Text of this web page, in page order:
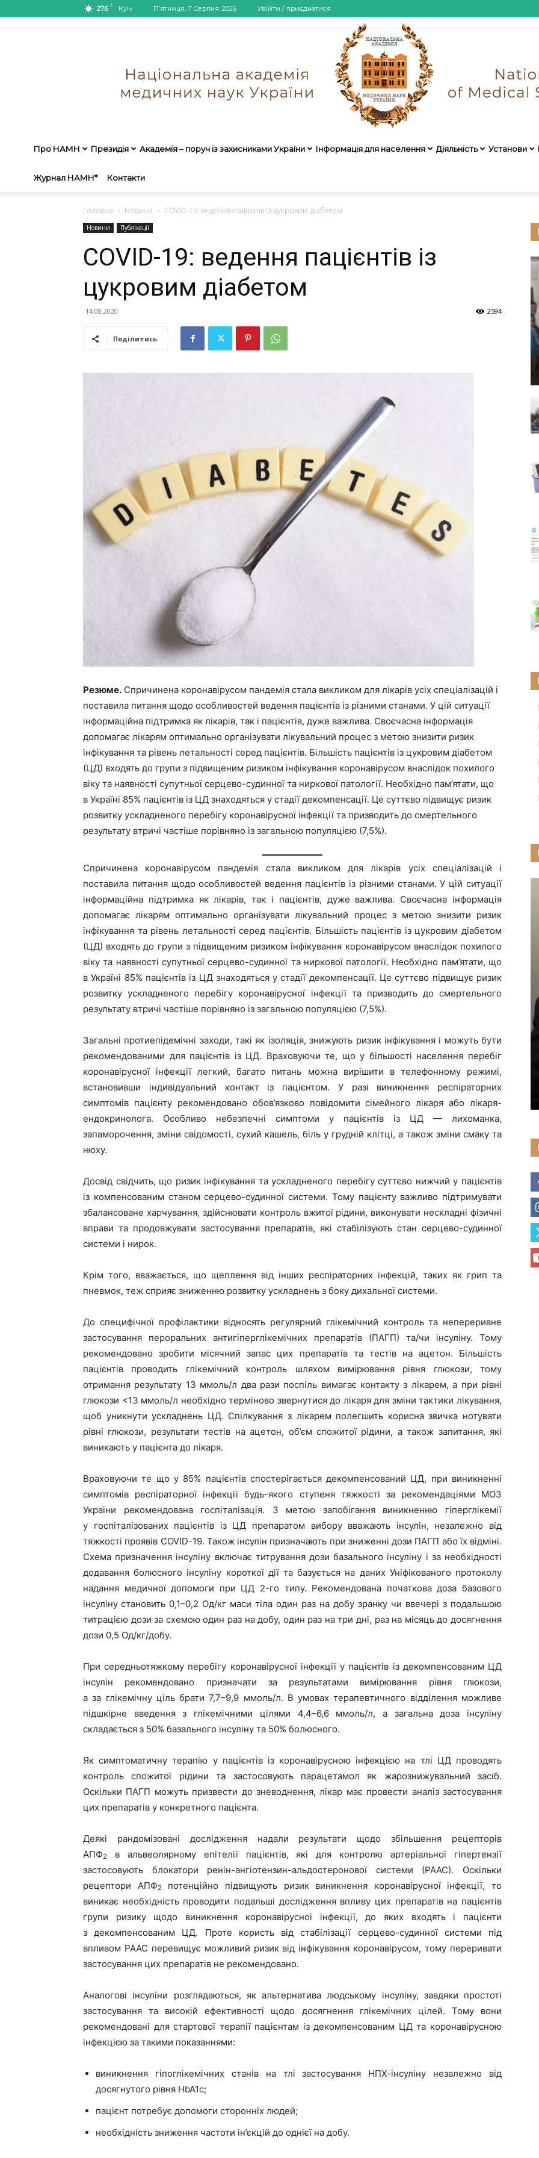
27.6 C Kyiv П’ятниця, 7 Серпня, 2026 Увійти / приєднатися
України
Про НАМН Президія Академія – поруч із захисниками України Інформація для населення Діяльність Установи
Журнал НАМН* Контакти
Головна Новини COVID-19: ведення пацієнтів із цукровим діабетом
Новини Публікації
COVID-19: ведення пацієнтів із
цукровим діабетом
14.08.2020 2594
Поділитись
Резюме. Спричинена коронавірусом пандемія стала викликом для лікарів усіх спеціалізацій і
поставила питання щодо особливостей ведення пацієнтів із різними станами. У цій ситуації
інформаційна підтримка як лікарів, так і пацієнтів, дуже важлива. Своєчасна інформація
допомагає лікарям оптимально організувати лікувальний процес з метою знизити ризик
інфікування та рівень летальності серед пацієнтів. Більшість пацієнтів із цукровим діабетом
(ЦД) входять до групи з підвищеним ризиком інфікування коронавірусом внаслідок похилого
віку та наявності супутньої серцево-судинної та ниркової патології. Необхідно пам’ятати, що
в Україні 85% пацієнтів із ЦД знаходяться у стадії декомпенсації. Це суттєво підвищує ризик
розвитку ускладненого перебігу коронавірусної інфекції та призводить до смертельного
результату втричі частіше порівняно із загальною популяцією (7,5%).
Спричинена коронавірусом пандемія стала викликом для лікарів усіх спеціалізацій і
поставила питання щодо особливостей ведення пацієнтів із різними станами. У цій ситуації
інформаційна підтримка як лікарів, так і пацієнтів, дуже важлива. Своєчасна інформація
допомагає лікарям оптимально організувати лікувальний процес з метою знизити ризик
інфікування та рівень летальності серед пацієнтів. Більшість пацієнтів із цукровим діабетом
(ЦД) входять до групи з підвищеним ризиком інфікування коронавірусом внаслідок похилого
віку та наявності супутньої серцево-судинної та ниркової патології. Необхідно пам’ятати, що
в Україні 85% пацієнтів із ЦД знаходяться у стадії декомпенсації. Це суттєво підвищує ризик
розвитку ускладненого перебігу коронавірусної інфекції та призводить до смертельного
результату втричі частіше порівняно із загальною популяцією (7,5%).
Загальні протиепідемічні заходи, такі як ізоляція, знижують ризик інфікування і можуть бути
рекомендованими для пацієнтів із ЦД. Враховуючи те, що у більшості населення перебіг
коронавірусної інфекції легкий, багато питань можна вирішити в телефонному режимі,
встановивши індивідуальний контакт із пацієнтом. У разі виникнення респіраторних
симптомів пацієнту рекомендовано обов’язково повідомити сімейного лікаря або лікаря-
ендокринолога. Особливо небезпечні симптоми у пацієнтів із ЦД — лихоманка,
запаморочення, зміни свідомості, сухий кашель, біль у грудній клітці, а також зміни смаку та
нюху.
Досвід свідчить, що ризик інфікування та ускладненого перебігу суттєво нижчий у пацієнтів
із компенсованим станом серцево-судинної системи. Тому пацієнту важливо підтримувати
збалансоване харчування, здійснювати контроль вжитої рідини, виконувати нескладні фізичні
вправи та продов­жувати застосування препаратів, які стабілізують стан серцево-судинної
системи і нирок.
Крім того, вважається, що щеплення від інших респіраторних інфекцій, таких як грип та
пневмок, теж сприяє зниженню розвит­ку ускладнень з боку дихальної системи.
До специфічної профілактики відносять регулярний глікемічний контроль та непереривне
застосування пероральних антигіперглікемічних препаратів (ПАГП) та/чи інсуліну. Тому
рекомендовано зробити місячний запас цих препаратів та тестів на ацетон. Більшість
пацієнтів проводить глікемічний конт­роль шляхом вимірювання рівня глюкози, тому
отримання результату 13 ммоль/л два рази поспіль вимагає контакту з лікарем, а при рівні
глюкози <13 ммоль/л необхідно терміново звернутися до лікаря для зміни тактики лікування,
щоб уникнути ускладнень ЦД. Спілкування з лікарем полегшить корисна звичка нотувати
рівні глюкози, результати тестів на ацетон, об’єм спожитої рідини, а також запитання, які
виникають у пацієнта до лікаря.
Враховуючи те що у 85% пацієнтів спостерігається декомпенсований ЦД, при виникненні
симптомів респіраторної інфекції будь-якого ступеня тяжкості за рекомендаціями МОЗ
України рекомендована госпіталізація. З метою запобігання виникненню гіперглікемії
у госпіталізованих пацієнтів із ЦД препаратом вибору вважають інсулін, незалежно від
тяжкості проявів COVID-19. Також інсулін призначають при зниженні дози ПАГП або їх відміні.
Схема призначення інсуліну включає титрування дози базального інсуліну і за необхідності
додавання болюсного інсуліну короткої дії та базується на даних Уніфікованого протоколу
надання медичної допомоги при ЦД 2-го типу. Рекомендована початкова доза базового
інсуліну становить 0,1–0,2 Од/кг маси тіла один раз на добу зранку чи ввечері з подальшою
титрацією дози за схемою один раз на добу, один раз на три дні, раз на місяць до досягнення
дози 0,5 Од/кг/добу.
При середньотяжкому перебігу коронавірусної інфекції у пацієнтів із декомпенсованим ЦД
інсулін рекомендовано призначати за результатами вимірювання рівня глюкози,
а за глікемічну ціль брати 7,7–9,9 ммоль/л. В умовах терапевтичного відділення можливе
підшкірне введення з глікемічними цілями 4,4–6,6 ммоль/л, а загальна доза інсуліну
складається з 50% базального інсуліну та 50% болюсного.
Як симптоматичну терапію у пацієнтів із коронавірусною інфекцією на тлі ЦД проводять
контроль спожитої рідини та застосовують парацетамол як жарознижувальний засіб.
Оскільки ПАГП можуть призвести до зневоднення, лікар має провести аналіз застосування
цих препаратів у конкретного пацієнта.
Деякі рандомізовані дослідження надали результати щодо збільшення рецепторів
АПФ2
в альвеолярному епітелії пацієнтів, які для контролю артеріальної гіпертензії
застосовують блокатори ренін-ангіотензин-альдостеронової системи (РААС). Оскільки
рецептори АПФ2
потенційно підвищують ризик виникнення коронавірусної інфекції, то
виникає необхідність проводити подальші дослідження впливу цих препаратів на пацієнтів
групи ризику щодо виникнення коронавірусної інфекції, до яких входять і пацієнти
з декомпенсованим ЦД. Проте користь від стабілізації серцево-судинної системи під
впливом РААС перевищує можливий ризик від інфікування коронавірусом, тому переривати
застосування цих препаратів не рекомендовано.
Аналогові інсуліни розглядаються, як альтернатива людському інсуліну, завдяки простоті
застосування та високій ефективності щодо досягнення глікемічних цілей. Тому вони
рекомендовані для стартової терапії пацієнтам із декомпенсованим ЦД та коронавірусною
інфекцією за такими показаннями:
виникнення гіпоглікемічних станів на тлі застосування НПХ-інсуліну незалежно від
досягнутого рівня HbA1c;
пацієнт потребує допомоги сторонніх людей;
необхідність зниження частоти ін’єкцій до однієї на добу.